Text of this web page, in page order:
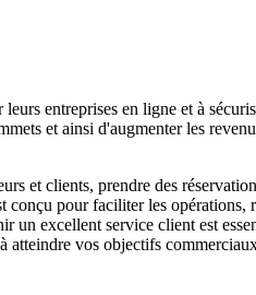
entreprises en ligne et à
et ainsi d'augmenter les
et clients, prendre des
pour faciliter les
excellent service client est
vos objectifs